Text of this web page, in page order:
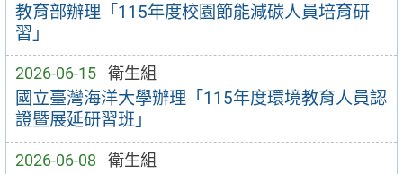
教育部辦理「115年度校園節能減碳人員培育研
習」
2026-06-15 衛生組
國立臺灣海洋大學辦理「115年度環境教育人員認
證暨展延研習班」
2026-06-08 衛生組